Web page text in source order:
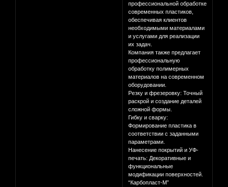
профессиональной обработке
современных пластиков,
обеспечивая клиентов
необходимыми материалами
и услугами для реализации
их задач.
Компания также предлагает
профессиональную
обработку полимерных
материалов на современном
оборудовании.
Резку и фрезеровку: Точный
раскрой и создание деталей
сложной формы.
Гибку и сварку:
Формирование пластика в
соответствии с заданными
параметрами.
Нанесение покрытий и УФ-
печать: Декоративные и
функциональные
модификации поверхностей.
“Карбопласт-М”